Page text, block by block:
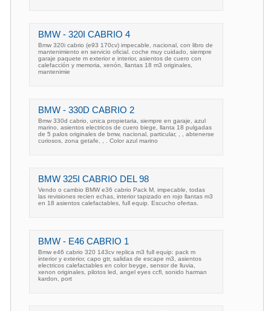
BMW - 320I CABRIO 4
Bmw 320i cabrio (e93 170cv) impecable, nacional, con libro de
mantenimiento en servicio oficial. coche muy cuidado, siempre
garaje paquete m exterior e interior, asientos de cuero con
calefacción y memoria, xenón, llantas 18 m3 originales,
mantenimie
BMW - 330D CABRIO 2
Bmw 330d cabrio, unica propietaria, siempre en garaje, azul
marino, asientos electricos de cuero biege, llanta 18 pulgadas
de 5 palos originales de bmw, nacional, particular, , , abtenerse
curiosos, zona getafe, , . Color azul marino
BMW 325I CABRIO DEL 98
Vendo o cambio BMW e36 cabrio Pack M, impecable, todas
las revisiones recien echas, interior tapizado en rojo llantas m3
en 18 asientos calefactables, full equip. Escucho ofertas.
BMW - E46 CABRIO 1
Bmw e46 cabrio 320 143cv replica m3 full equip: pack m
interior y exterior, capo gtr, salidas de escape m3, asientos
electricos calefactables en color beyge, sensor de lluvia,
xenon originales, pilotos led, angel eyes ccfl, sonido harman
kardon, port